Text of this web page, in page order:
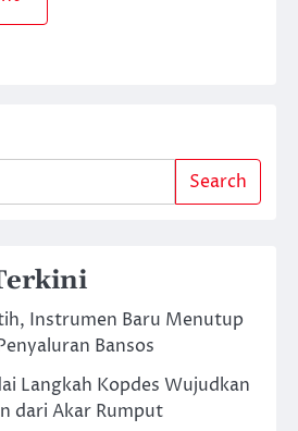
Search
Instrumen Baru Menutup
Bansos
Langkah Kopdes Wujudkan
dari Akar Rumput